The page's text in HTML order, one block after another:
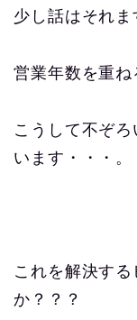
少し話はそれま
営業年数を重ね
こうして不ぞ
います・・・。
これを解決す
か？？？